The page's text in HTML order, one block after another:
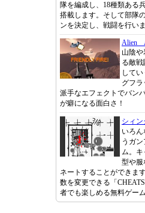
隊を編成し、18種類ある
搭載します。そして部隊
ンを決定し、戦闘を行い
Alien
山陰
る敵
して
グフラ
派手なエフェクトでバン
が癖になる面白さ！
シィ
いろ
うガ
ム。キ
型や服
ネートすることができま
数を変更できる「
者でも楽しめる無料ゲーム